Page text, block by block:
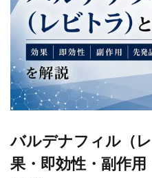
バルデナフィル（
果・即効性・副作用